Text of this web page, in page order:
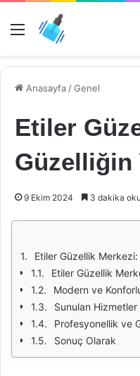
Menü
Anasayfa /Genel
Etiler
Güzelliğin
9 Ekim 2024 3 dakika
Etiler Güzellik
Etiler Güzellik
Modern ve
Sunulan Hizmetler
Profesyonellik ve
Sonuç Olarak